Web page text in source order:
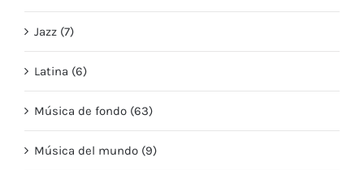
Jazz (7)
Latina (6)
Música de fondo (63)
Música del mundo (9)